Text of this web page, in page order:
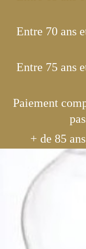
Entre 70 ans
Entre 75 ans
Paiement
+ de 85